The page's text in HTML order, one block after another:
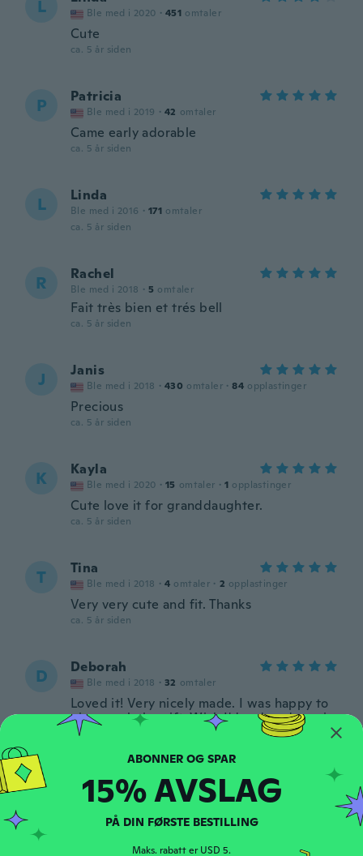
L Ble med i 2020 · 451 omtaler
Cute
ca. 5 år siden
P Patricia
Ble med i 2019 · 42 omtaler
Came early adorable
ca. 5 år siden
L Linda
Ble med i 2016 · 171 omtaler
ca. 5 år siden
R Rachel
Ble med i 2018 · 5 omtaler
Fait très bien et trés bell
ca. 5 år siden
J Janis
Ble med i 2018 · 430 omtaler · 84 opplastinger
Precious
ca. 5 år siden
K Kayla
Ble med i 2020 · 15 omtaler · 1 opplastinger
Cute love it for granddaughter.
ca. 5 år siden
T Tina
Ble med i 2018 · 4 omtaler · 2 opplastinger
Very very cute and fit. Thanks
ca. 5 år siden
D Deborah
Ble med i 2018 · 32 omtaler
Loved it! Very nicely made. I was happy to
give as a baby gift. Wish I'd ordered one in
each color.
Jade
Very cute and soft it adjusts at the back
which is nice. Took a while to arrive
15% AVSLAG
PÅ DIN FØRSTE BESTILLING
Maks. rabatt er USD 5.